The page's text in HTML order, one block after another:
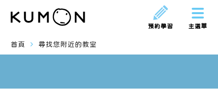
主選單
預約學習
首頁 navigate_next 尋找您附近的教室